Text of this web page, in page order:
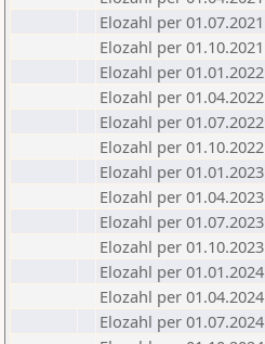
Elozahl per 01.07.2021
Elozahl per 01.10.2021
Elozahl per 01.01.2022
Elozahl per 01.04.2022
Elozahl per 01.07.2022
Elozahl per 01.10.2022
Elozahl per 01.01.2023
Elozahl per 01.04.2023
Elozahl per 01.07.2023
Elozahl per 01.10.2023
Elozahl per 01.01.2024
Elozahl per 01.04.2024
Elozahl per 01.07.2024